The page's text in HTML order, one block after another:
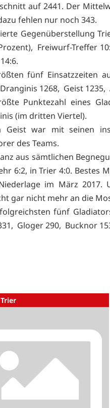
auf 2441. Der
fehlen nur noch 343.
Gegenüberstellung
Freiwurf-Treffer
14:6.
fünf Einsatzzeiten
1268, Geist
Punktezahl eines
(im dritten Viertel).
Geist war mit seinen
des Teams.
aus sämtlichen
6:2, in Trier 4:0. Bestes
im März
gar nicht mehr
fünf
Gloger 290, Bucknor